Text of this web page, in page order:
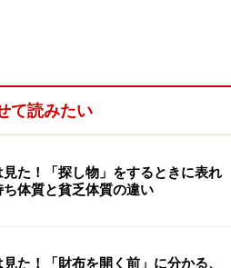
て読みたい
見た！「探し物」をするときに表れ
ち体質と貧乏体質の違い
た！「財布を開く前」に分かる、